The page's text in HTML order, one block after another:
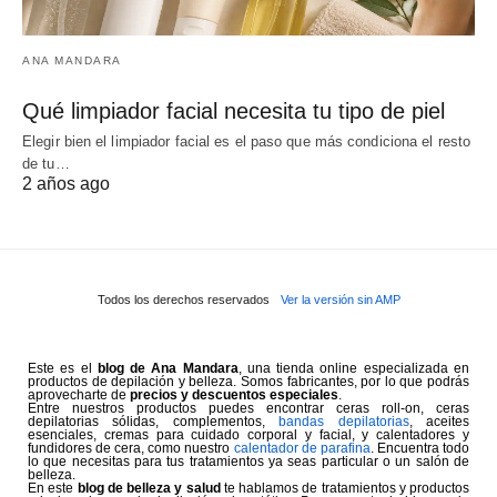
ANA MANDARA
Qué limpiador facial necesita tu tipo de piel
Elegir bien el limpiador facial es el paso que más condiciona el resto
de tu…
2 años ago
Todos los derechos reservados Ver la versión sin AMP
Este es el blog de Ana Mandara, una tienda online especializada en
productos de depilación y belleza. Somos fabricantes, por lo que podrás
aprovecharte de precios y descuentos especiales.
Entre nuestros productos puedes encontrar ceras roll-on, ceras
depilatorias sólidas, complementos, bandas depilatorias, aceites
esenciales, cremas para cuidado corporal y facial, y calentadores y
fundidores de cera, como nuestro calentador de parafina. Encuentra todo
lo que necesitas para tus tratamientos ya seas particular o un salón de
belleza.
En este blog de belleza y salud te hablamos de tratamientos y productos